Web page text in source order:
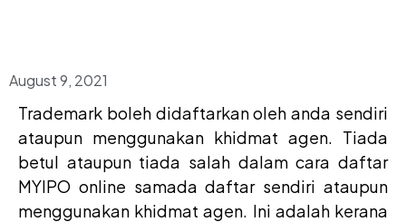
August 9, 2021
Trademark boleh didaftarkan oleh anda sendiri
ataupun menggunakan khidmat agen. Tiada
betul ataupun tiada salah dalam cara daftar
MYIPO online samada daftar sendiri ataupun
menggunakan khidmat agen. Ini adalah kerana